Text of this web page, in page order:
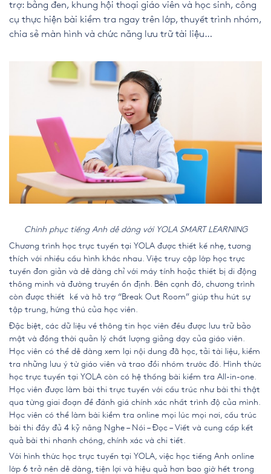
trợ: bảng đen, khung hội thoại giáo viên và học sinh, công
cụ thực hiện bài kiểm tra ngay trên lớp, thuyết trình nhóm,
chia sẻ màn hình và chức năng lưu trữ tài liệu…
Chinh phục tiếng Anh dễ dàng với YOLA SMART LEARNING
Chương trình học trực tuyến tại YOLA được thiết kế nhẹ, tương
thích với nhiều cấu hình khác nhau. Việc truy cập lớp học trực
tuyến đơn giản và dễ dàng chỉ với máy tính hoặc thiết bị di động
thông minh và đường truyền ổn định. Bên cạnh đó, chương trình
còn được thiết kế và hỗ trợ “Break Out Room” giúp thu hút sự
tập trung, hứng thú của học viên.
Đặc biệt, các dữ liệu về thông tin học viên đều được lưu trữ bảo
mật và đồng thời quản lý chất lượng giảng dạy của giáo viên.
Học viên có thể dễ dàng xem lại nội dung đã học, tải tài liệu, kiểm
tra những lưu ý từ giáo viên và trao đổi nhóm trước đó. Hình thức
học trực tuyến tại YOLA còn có hệ thống bài kiểm tra All-in-one.
Học viên được làm bài thi trực tuyến với cấu trúc như bài thi thật
qua từng giai đoạn để đánh giá chính xác nhất trình độ của mình.
Học viên có thể làm bài kiểm tra online mọi lúc mọi nơi, cấu trúc
bài thi đầy đủ 4 kỹ năng Nghe – Nói – Đọc – Viết và cung cấp kết
quả bài thi nhanh chóng, chính xác và chi tiết.
Với hình thức học trực tuyến tại YOLA, việc học tiếng Anh online
lớp 6 trở nên dễ dàng, tiện lợi và hiệu quả hơn bao giờ hết trong